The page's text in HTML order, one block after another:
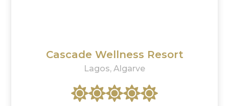
Cascade Wellness Resort
Lagos, Algarve